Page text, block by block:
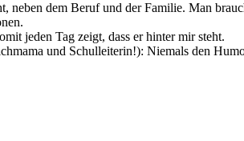
neben dem Beruf und der Familie. Man
jeden Tag zeigt, dass er hinter mir steht.
und Schulleiterin!): Niemals den